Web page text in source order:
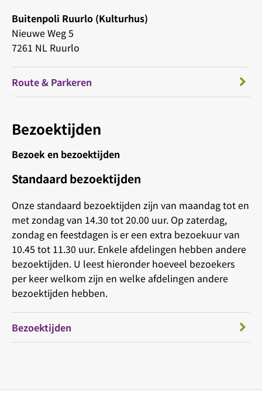
Buitenpoli Ruurlo (Kulturhus)
Nieuwe Weg 5
7261 NL Ruurlo
Route & Parkeren
Bezoektijden
Bezoek en bezoektijden
Standaard bezoektijden
Onze standaard bezoektijden zijn van maandag tot en
met zondag van 14.30 tot 20.00 uur. Op zaterdag,
zondag en feestdagen is er een extra bezoekuur van
10.45 tot 11.30 uur. Enkele afdelingen hebben andere
bezoektijden. U leest hieronder hoeveel bezoekers
per keer welkom zijn en welke afdelingen andere
bezoektijden hebben.
Bezoektijden